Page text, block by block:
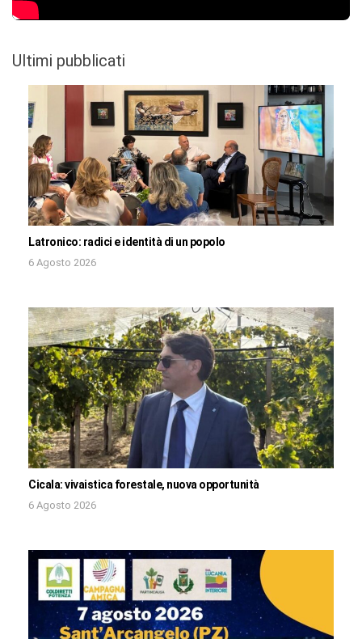
Ultimi pubblicati
Latronico: radici e identità di un popolo
6 Agosto 2026
Cicala: vivaistica forestale, nuova opportunità
6 Agosto 2026